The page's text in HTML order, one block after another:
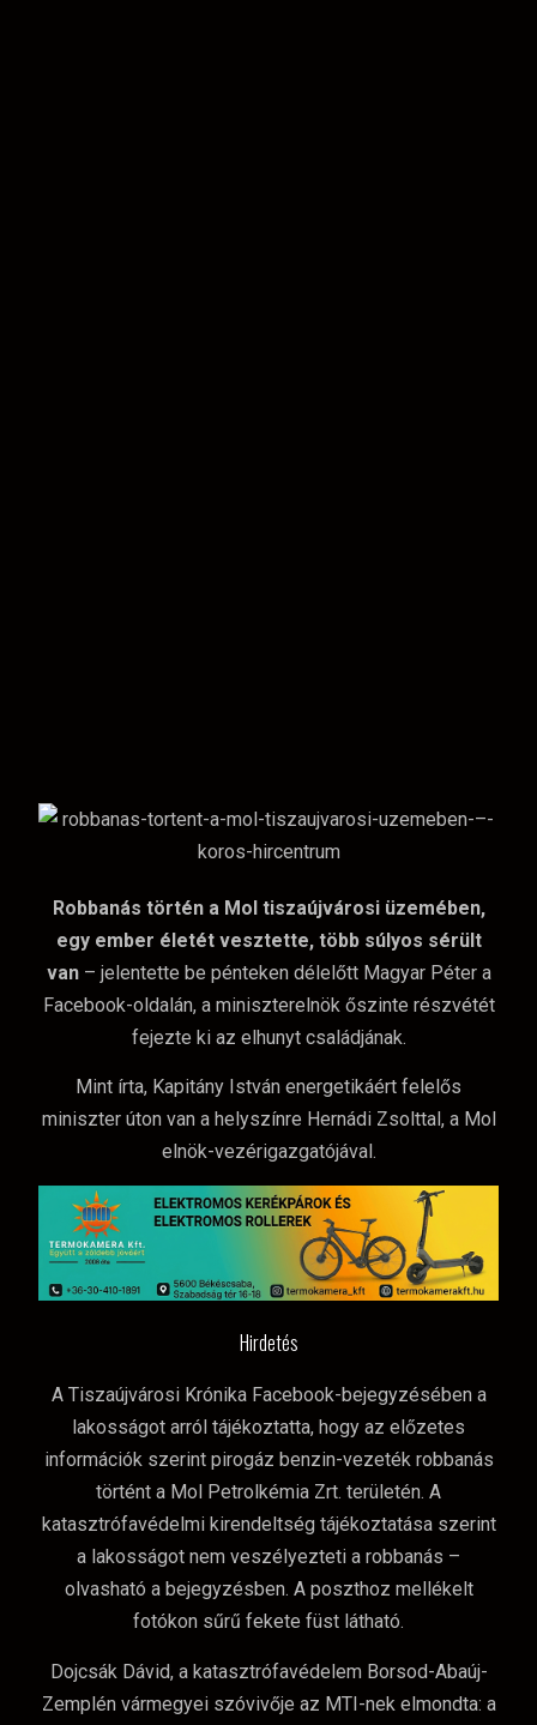
Robbanás történ a Mol tiszaújvárosi üzemében,
egy ember életét vesztette, több súlyos sérült
van– jelentette be pénteken délelőtt Magyar Péter a
Facebook-oldalán, a miniszterelnök őszinte részvétét
fejezte ki az elhunyt családjának.
Mint írta, Kapitány István energetikáért felelős
miniszter úton van a helyszínre Hernádi Zsolttal, a Mol
elnök-vezérigazgatójával.
Hirdetés
A Tiszaújvárosi Krónika Facebook-bejegyzésében a
lakosságot arról tájékoztatta, hogy az előzetes
információk szerint pirogáz benzin-vezeték robbanás
történt a Mol Petrolkémia Zrt. területén. A
katasztrófavédelmi kirendeltség tájékoztatása szerint
a lakosságot nem veszélyezteti a robbanás –
olvasható a bejegyzésben. A poszthoz mellékelt
fotókon sűrű fekete füst látható.
Dojcsák Dávid, a katasztrófavédelem Borsod-Abaúj-
Zemplén vármegyei szóvivője az MTI-nek elmondta: a